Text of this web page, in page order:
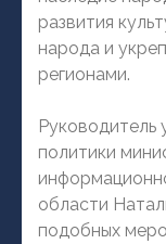
развития
народа и
регионами.
Руководитель
политики
области
подобных